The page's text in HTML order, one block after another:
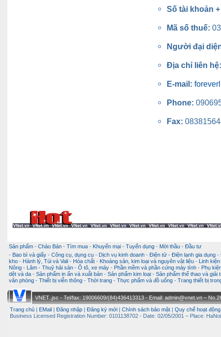
Số tài khoản
Mã số thuế:
Người đại
Địa chỉ liên
E-mail:
Phone:
Fax:
Sản phẩm - Chào Bán - Tìm mua - Khuyến mại - Tuyển dụng - Mời thầu - Đầu tư
- Bao bì và giấy - Công cụ, dụng cụ - Dịch vụ kinh doanh - Điện tử - Điện lạnh gia dụng -
kho - Hành lý, Túi và Vali - Hóa chất - Khoáng sản, kim loại và nguyên vật liệu -
Linh
Nông - Lâm - Thuỷ hải sản - Ô tô, xe máy - Phần mềm và phần cứng máy tính - Phụ
dệt và da - Sản phẩm in ấn và xuất bản - Sản phẩm kim loại - Sản phẩm thể thao và giải
văn phòng - Thiết bị viễn thông - Thời trang - Thực phẩm và đồ uống - Trang thiết bị
VNET.,jsc - Tel/fax: 19006609/(84)436413313 - Email: admin@vnet.vn –
Trang chủ
EMail Đăng nhập Đăng ký mới Chính sách bảo mật Quy chế hoạt động
Business Licensed Registration Number: 0101138702 - Date: 02/05/2001 – Place: